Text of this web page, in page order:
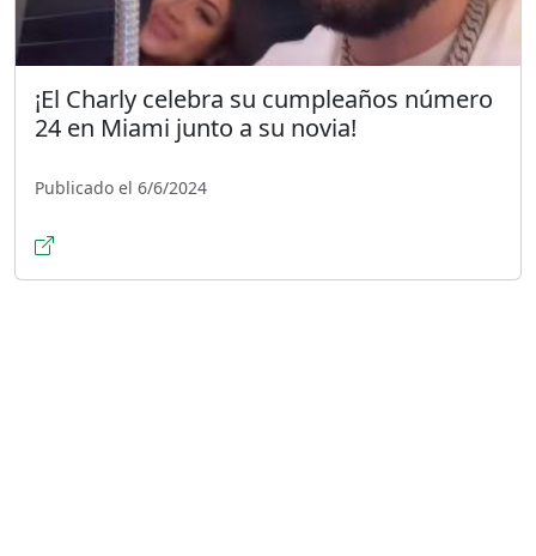
¡El Charly celebra su cumpleaños número
24 en Miami junto a su novia!
Publicado el 6/6/2024